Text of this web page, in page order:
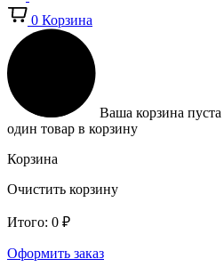
0 Корзина
Ваша корзина пуста
один товар в корзину
Корзина
Очистить корзину
Итого: 0 ₽
Оформить заказ